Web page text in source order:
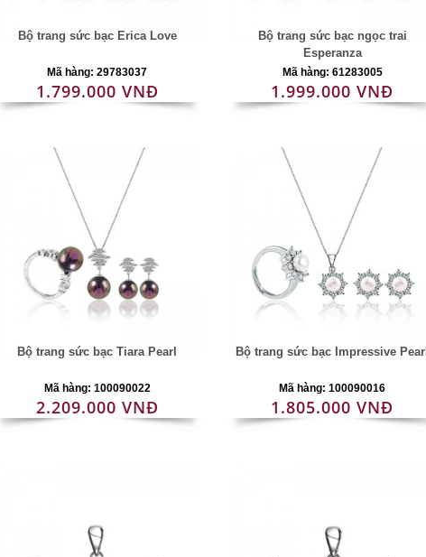
Bộ trang sức bạc Erica Love
Mã hàng: 29783037
1.799.000 VNĐ
Bộ trang sức bạc ngọc trai
Esperanza
Mã hàng: 61283005
1.999.000 VNĐ
Bộ trang sức bạc Tiara Pearl
Mã hàng: 100090022
2.209.000 VNĐ
Bộ trang sức bạc Impressive Pearl
Mã hàng: 100090016
1.805.000 VNĐ